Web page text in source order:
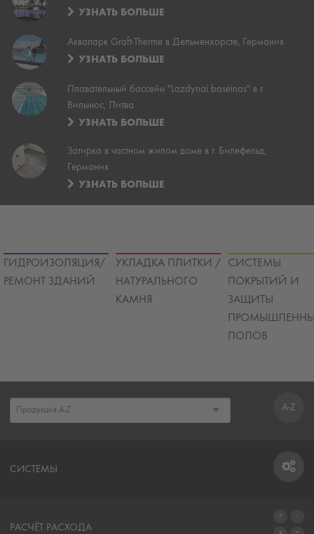
УЗНАТЬ БОЛЬШЕ
Аквапарк Graft-Therme в Дельменхорсте, Германия
УЗНАТЬ БОЛЬШЕ
Плавательный бассейн "Lazdynai baseinas" в г.
Вильнюс, Литва
УЗНАТЬ БОЛЬШЕ
Затирка в частном жилом доме в г. Билефельд,
Германия
УЗНАТЬ БОЛЬШЕ
ГИДРОИЗОЛЯЦИЯ/
РЕМОНТ ЗДАНИЙ
УКЛАДКА ПЛИТКИ /
НАТУРАЛЬНОГО
КАМНЯ
СИСТЕМЫ
ПОКРЫТИЙ И
ЗАЩИТЫ
ПОЛОВ
A-Z
СИСТЕМЫ
РАСЧЁТ РАСХОДА